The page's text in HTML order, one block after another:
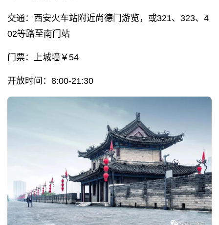
交通：西安火车站附近尚德门游览，或321、323、4
02等路至南门站
门票：上城墙￥54
开放时间：8:00-21:30